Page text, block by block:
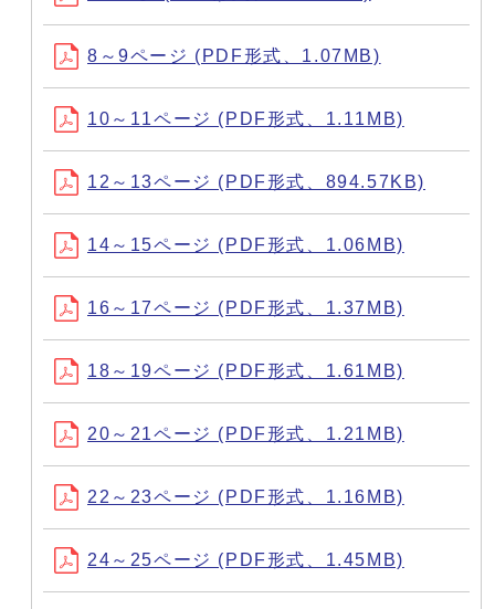
8～9ページ (PDF形式、1.07MB)
10～11ページ (PDF形式、1.11MB)
12～13ページ (PDF形式、894.57KB)
14～15ページ (PDF形式、1.06MB)
16～17ページ (PDF形式、1.37MB)
18～19ページ (PDF形式、1.61MB)
20～21ページ (PDF形式、1.21MB)
22～23ページ (PDF形式、1.16MB)
24～25ページ (PDF形式、1.45MB)